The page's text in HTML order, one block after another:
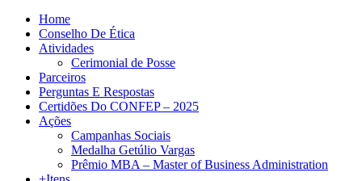
Home
Conselho De Ética
Atividades
Cerimonial de Posse
Parceiros
Perguntas E Respostas
Certidões Do CONFEP – 2025
Ações
Campanhas Sociais
Medalha Getúlio Vargas
Prêmio MBA – Master of Business Administration